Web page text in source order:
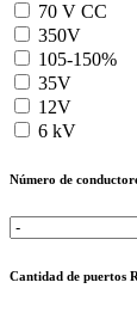
70 V CC
350V
105-150%
35V
12V
6 kV
Número de
Cantidad de puertos